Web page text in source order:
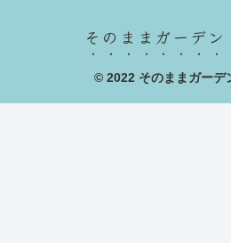
そのままガーデ
© 2022 そのままガー